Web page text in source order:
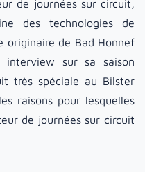
de journées sur circuit,
des technologies de
de Bad Honnef
sur sa saison
très spéciale au Bilster
raisons pour lesquelles
de journées sur circuit